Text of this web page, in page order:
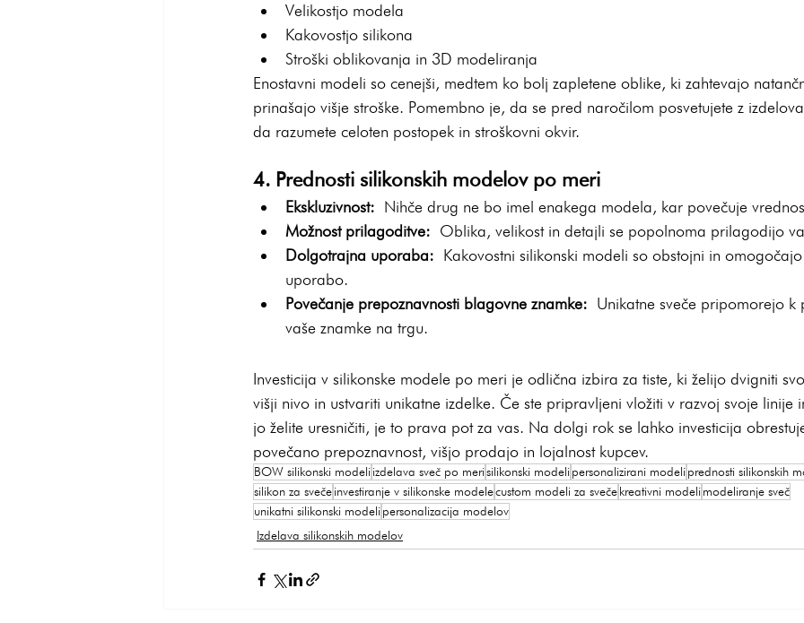
Velikostjo modela
Kakovostjo silikona
Stroški oblikovanja in 3D modeliranja
Enostavni modeli so cenejši, medtem ko bolj zapletene oblike, ki zahtevajo
prinašajo višje stroške. Pomembno je, da se pred naročilom posvetujete z
da razumete celoten postopek in stroškovni okvir.
4. Prednosti silikonskih modelov po meri
Ekskluzivnost: Nihče drug ne bo imel enakega modela, kar povečuje
Možnost prilagoditve: Oblika, velikost in detajli se popolnoma prilagodijo
Dolgotrajna uporaba: Kakovostni silikonski modeli so obstojni in
uporabo.
Povečanje prepoznavnosti blagovne znamke: Unikatne sveče pripomorejo k
vaše znamke na trgu.
Investicija v silikonske modele po meri je odlična izbira za tiste, ki želijo dvigniti
višji nivo in ustvariti unikatne izdelke. Če ste pripravljeni vložiti v razvoj svoje linije
jo želite uresničiti, je to prava pot za vas. Na dolgi rok se lahko investicija
povečano prepoznavnost, višjo prodajo in lojalnost kupcev.
BOW silikonski modeliizdelava sveč po merisilikonski modelipersonalizirani modeliprednosti silikonskih
silikon za svečeinvestiranje v silikonske modelecustom modeli za svečekreativni modelimodeliranje sveč
unikatni silikonski modelipersonalizacija modelov
Izdelava silikonskih modelov